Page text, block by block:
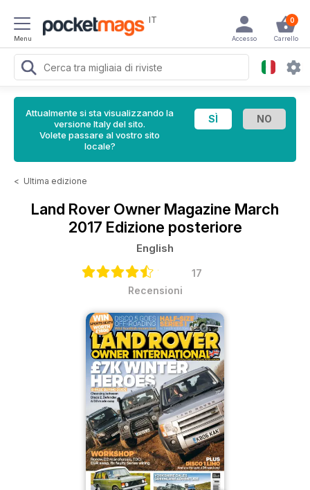
Menu
IT 0
Carrello
Accesso
Attualmente si sta visualizzando la
versione Italy del sito.
Volete passare al vostro sito
locale?
< Ultima edizione
Land Rover Owner Magazine March
2017 Edizione posteriore
English
17
Recensioni